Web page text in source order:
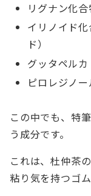
リグナン化合
イリノイド
ド）
グッタペルカ
ピロレジノ
この中でも、特
う成分です。
これは、杜仲茶
粘り気を持つゴ